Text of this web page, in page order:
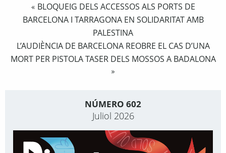
« BLOQUEIG DELS ACCESSOS ALS PORTS DE
BARCELONA I TARRAGONA EN SOLIDARITAT AMB
PALESTINA
L’AUDIÈNCIA DE BARCELONA REOBRE EL CAS D’UNA
MORT PER PISTOLA TASER DELS MOSSOS A BADALONA
»
NÚMERO 602
Juliol 2026